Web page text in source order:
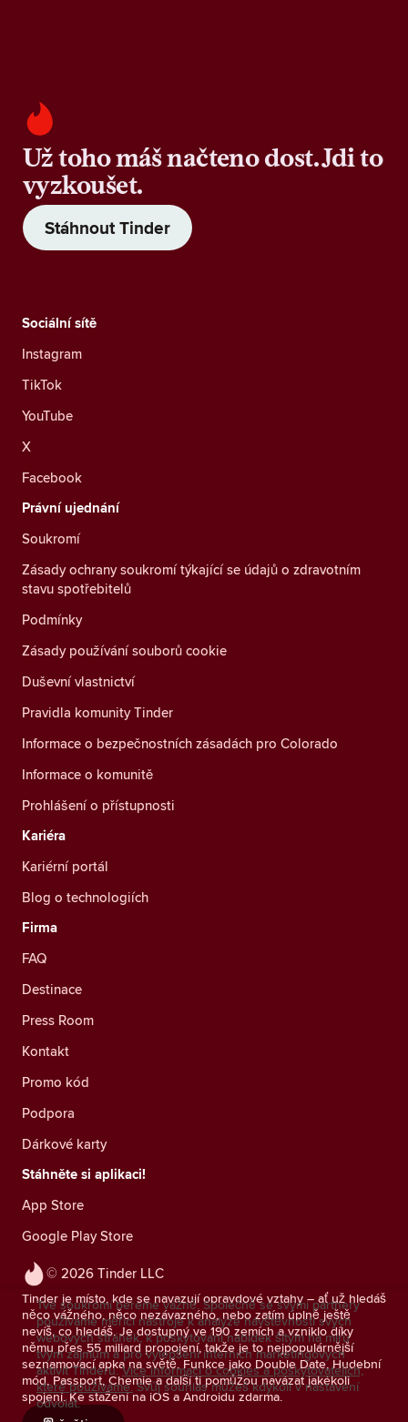
Už toho máš načteno dost. Jdi to
vyzkoušet.
Stáhnout Tinder
© 2026 Tinder LLC
Tinder je místo, kde se navazují opravdové vztahy – ať už hledáš
něco vážného, něco nezávazného, nebo zatím úplně ještě
nevíš, co hledáš. Je dostupný ve 190 zemích a vzniklo díky
němu přes 55 miliard propojení, takže je to nejpopulárnější
seznamovací apka na světě. Funkce jako Double Date, Hudební
mód, Passport, Chemie a další ti pomůžou navázat jakékoli
spojení. Ke stažení na iOS a Androidu zdarma.
Sociální sítě
Instagram
TikTok
YouTube
X
Facebook
Právní ujednání
Soukromí
Zásady ochrany soukromí týkající se údajů o zdravotním
stavu spotřebitelů
Podmínky
Zásady používání souborů cookie
Duševní vlastnictví
Pravidla komunity Tinder
Informace o bezpečnostních zásadách pro Colorado
Informace o komunitě
Prohlášení o přístupnosti
Kariéra
Kariérní portál
Blog o technologiích
Firma
FAQ
Destinace
Press Room
Kontakt
Promo kód
Podpora
Dárkové karty
Stáhněte si aplikaci!
App Store
Google Play Store
Tvé soukromí bereme vážně. Společně se svými partnery
používáme měřicí nástroje k analýze návštěvnosti svých
webových stránek, k poskytování nabídek šitým na míru
tvým zájmům a pro vylepšení interních marketingových
aktivit Tinderu. Více informací o cookies a poskytovatelích,
které používáme. Svůj souhlas můžeš kdykoli v nastavení
odvolat.